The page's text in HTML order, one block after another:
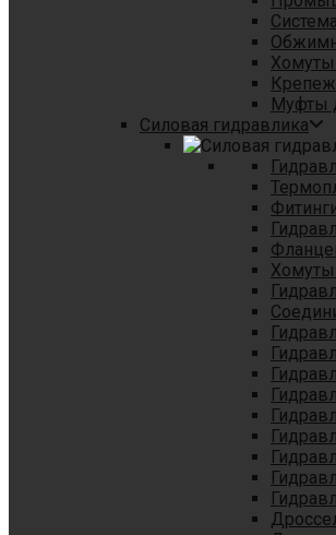
Муфты
Силовая гидравлика
Хомуты